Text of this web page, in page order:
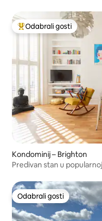
Među najviše
Odabrali gosti
Kondominij – Brighton
Predivan stan u
Odabrali gosti
Odabrali gosti